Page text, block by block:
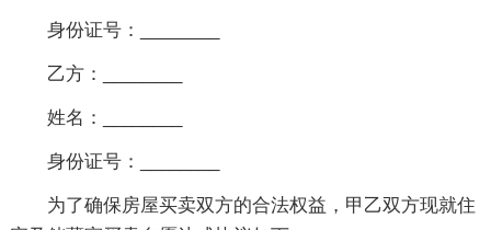
身份证号：________
乙方：________
姓名：________
身份证号：________
为了确保房屋买卖双方的合法权益，甲乙双方现就住